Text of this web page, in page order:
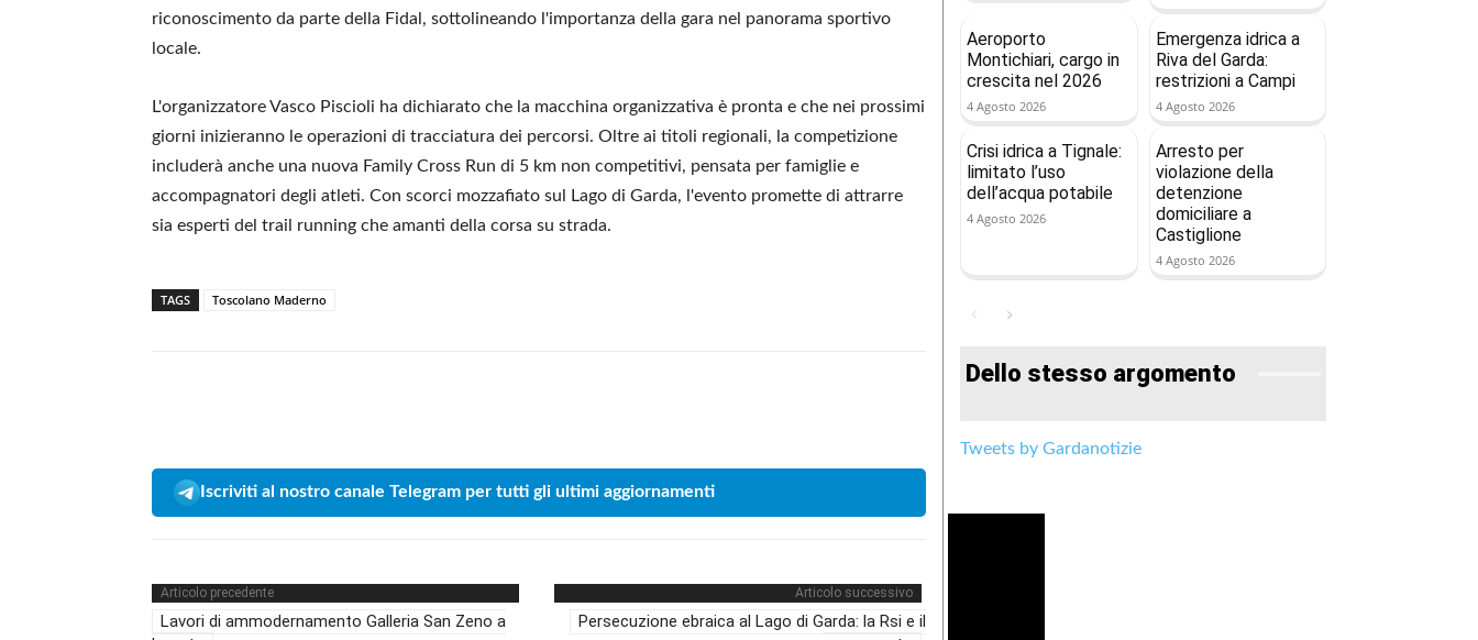
riconoscimento da parte della Fidal, sottolineando l'importanza della gara nel panorama sportivo
locale.
L'organizzatore Vasco Piscioli ha dichiarato che la macchina organizzativa è pronta e che nei prossimi
giorni inizieranno le operazioni di tracciatura dei percorsi. Oltre ai titoli regionali, la competizione
includerà anche una nuova Family Cross Run di 5 km non competitivi, pensata per famiglie e
accompagnatori degli atleti. Con scorci mozzafiato sul Lago di Garda, l'evento promette di attrarre
sia esperti del trail running che amanti della corsa su strada.
TAGS Toscolano Maderno
Iscriviti al nostro canale Telegram per tutti gli ultimi aggiornamenti
Articolo precedente
Lavori di ammodernamento Galleria San Zeno a
Articolo successivo
Persecuzione ebraica al Lago di Garda: la Rsi e il
Aeroporto
Montichiari, cargo in
crescita nel 2026
4 Agosto 2026
Emergenza idrica a
Riva del Garda:
restrizioni a Campi
4 Agosto 2026
Crisi idrica a Tignale:
limitato l’uso
dell’acqua potabile
4 Agosto 2026
Arresto per
violazione della
detenzione
domiciliare a
Castiglione
4 Agosto 2026
Dello stesso argomento
Tweets by Gardanotizie